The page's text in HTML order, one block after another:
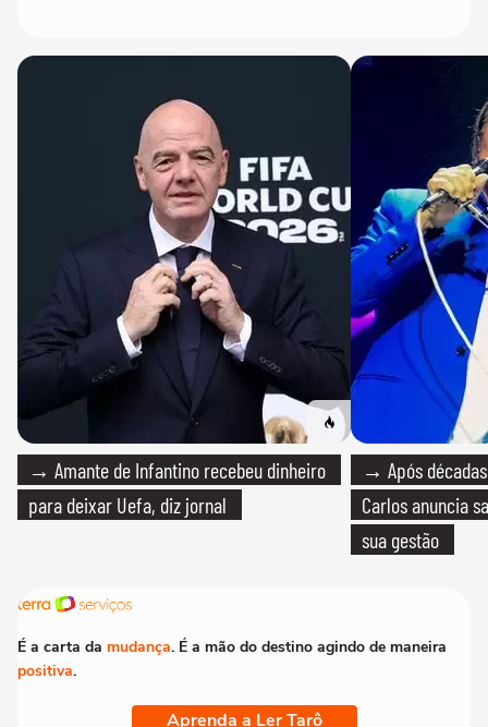
→ Amante de Infantino recebeu dinheiro
para deixar Uefa, diz jornal
→ Após
Carlos anuncia
sua gestão
É a carta da mudança. É a mão do destino agindo de maneira
positiva.
Aprenda a Ler Tarô